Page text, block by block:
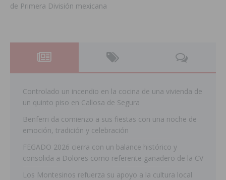
de Primera División mexicana
Controlado un incendio en la cocina de una vivienda de
un quinto piso en Callosa de Segura
Benferri da comienzo a sus fiestas con una noche de
emoción, tradición y celebración
FEGADO 2026 cierra con un balance histórico y
consolida a Dolores como referente ganadero de la CV
Los Montesinos refuerza su apoyo a la cultura local